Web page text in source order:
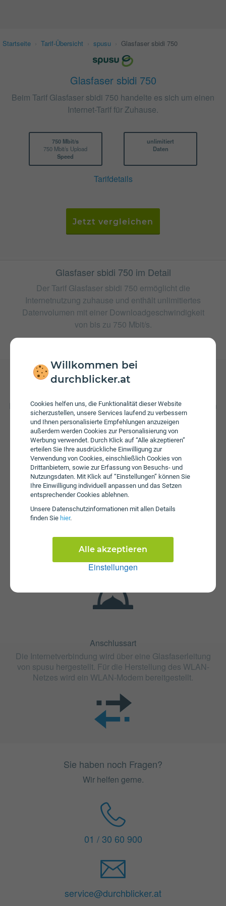
Willkommen bei
durchblicker.at
Cookies helfen uns, die Funktionalität dieser Website
sicherzustellen, unsere Services laufend zu verbessern
und Ihnen personalisierte Empfehlungen anzuzeigen
außerdem werden Cookies zur Personalisierung von
Werbung verwendet. Durch Klick auf “Alle akzeptieren”
erteilen Sie Ihre ausdrückliche Einwilligung zur
Verwendung von Cookies, einschließlich Cookies von
Drittanbietern, sowie zur Erfassung von Besuchs- und
Nutzungsdaten. Mit Klick auf “Einstellungen” können Sie
Ihre Einwilligung individuell anpassen und das Setzen
entsprechender Cookies ablehnen.
Unsere Daten­schutz­informationen mit allen Details
finden Sie hier.
Einstellungen
Alle akzeptieren
Startseite Tarif-Übersicht spusu Glasfaser sbidi 750
Glasfaser sbidi 750
Beim Tarif Glasfaser sbidi 750 handelte es sich um einen
Internet-Tarif für Zuhause.
750 Mbit/s
750 Mbit/s Upload
Speed
unlimitiert
Daten
Tarifdetails
Jetzt vergleichen
Glasfaser sbidi 750 im Detail
Der Tarif Glasfaser sbidi 750 ermöglicht die
Internetnutzung zuhause und enthält unlimitiertes
Datenvolumen mit einer Downloadgeschwindigkeit
von bis zu 750 Mbit/s.
weitere Tarife von spusu
Beim Tarif Glasfaser sbidi 750 fallen monatliche Gebühren
von € 67,90 an.
Fristen
Der Tarif Glasfaser sbidi 750 ist ohne Bindung oder mit 24
Monat.
Anschlussart
Die Internetverbindung wird über eine Glasfaserleitung
von spusu hergestellt. Für die Herstellung des WLAN-
Netzes wird ein WLAN-Modem bereitgestellt.
Sie haben noch Fragen?
Wir helfen gerne.
01 / 30 60 900
service@durchblicker.at